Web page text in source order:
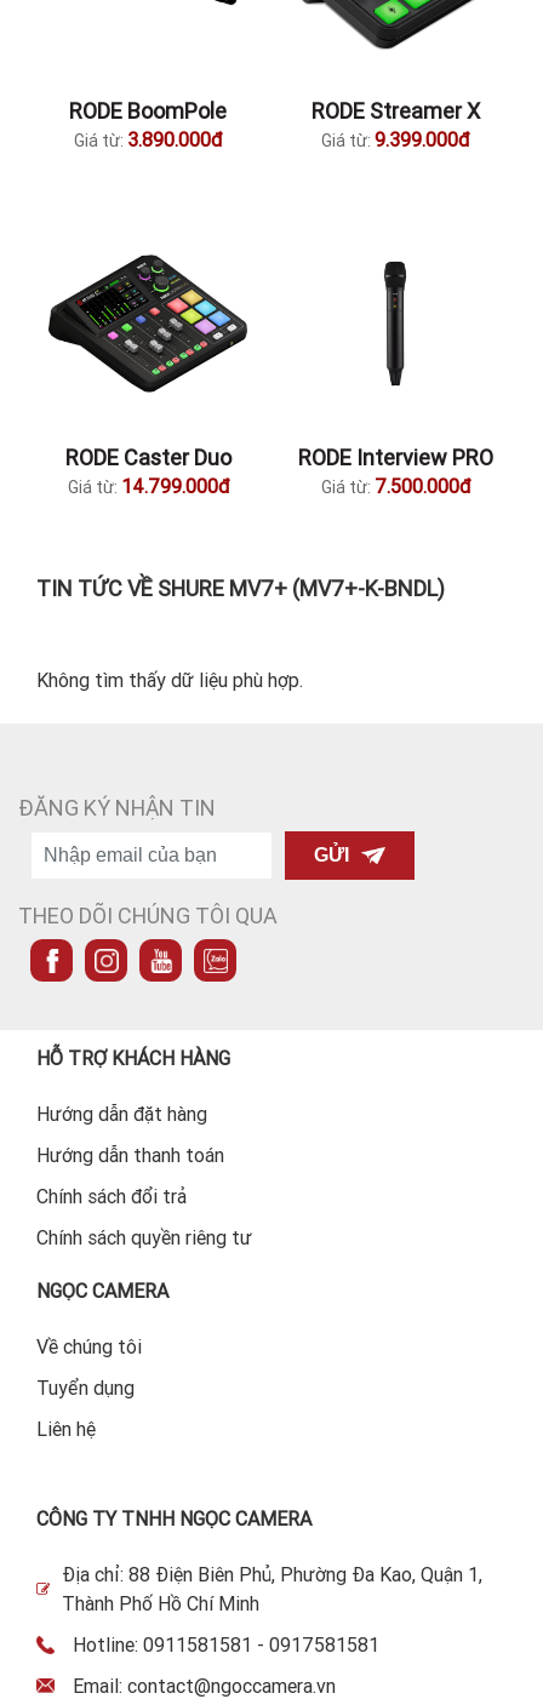
RODE BoomPole
Giá từ: 3.890.000đ
RODE Streamer X
Giá từ: 9.399.000đ
RODE Caster Duo
Giá từ: 14.799.000đ
RODE Interview PRO
Giá từ: 7.500.000đ
TIN TỨC VỀ SHURE MV7+ (MV7+-K-BNDL)
Không tìm thấy dữ liệu phù hợp.
ĐĂNG KÝ NHẬN TIN
GỬI
THEO DÕI CHÚNG TÔI QUA
HỖ TRỢ KHÁCH HÀNG
Hướng dẫn đặt hàng
Hướng dẫn thanh toán
Chính sách đổi trả
Chính sách quyền riêng tư
NGỌC CAMERA
Về chúng tôi
Tuyển dụng
Liên hệ
CÔNG TY TNHH NGỌC CAMERA
Địa chỉ: 88 Điện Biên Phủ, Phường Đa Kao, Quận 1,
Thành Phố Hồ Chí Minh
Hotline: 0911581581 - 0917581581
Email: contact@ngoccamera.vn